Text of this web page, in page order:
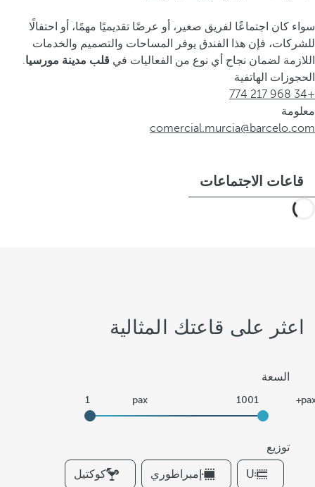
سواء كان اجتماعًا لفريق صغير، أو عرضًا تقديميًا مهمًا، أو احتفالًا
للشركات، فإن هذا الفندق يوفر المساحات والتصميم والخدمات
اللازمة لضمان نجاح أي نوع من الفعاليات في قلب مدينة مورسيا.
الحجوزات الهاتفية
+34 968 217 774
معلومة
comercial.murcia@barcelo.com
قاعات الاجتماعات
اعثر على قاعتك المثالية
السعة
توزيع
U إمبراطوري كوكتيل